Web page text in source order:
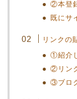
②本登
既にサ
リンクの
①紹介
②リン
③ブロ